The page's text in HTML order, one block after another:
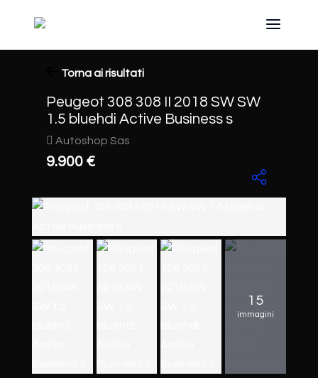
Torna ai risultati
Peugeot 308 308 II 2018 SW SW
1.5 bluehdi Active Business s
Autoshop Sas
9.900 €
15
immagini